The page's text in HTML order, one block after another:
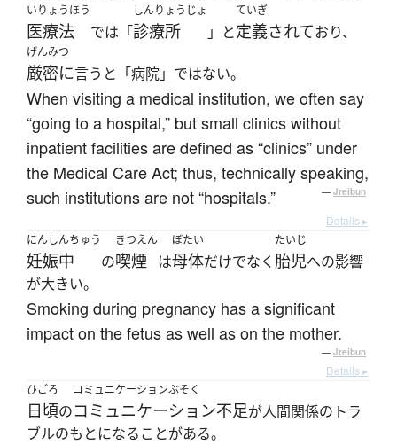
いりょうほう
医療法 では「
しんりょうじょ
診療所 」と
ていぎ
定義されており、
げんみつ
厳密に言うと「病院」ではない。
When visiting a medical institution, we often say
“going to a hospital,” but small clinics without
inpatient facilities are defined as “clinics” under
the Medical Care Act; thus, technically speaking,
such institutions are not “hospitals.”
— Jreibun
Details ▸
にんしんちゅう
妊娠中 の
きつえん
喫煙 は
ぼたい
母体だけでなく
たいじ
胎児への影響
が大きい。
Smoking during pregnancy has a significant
impact on the fetus as well as on the mother.
— Jreibun
Details ▸
ひごろ
日頃の
コミュニケーションぶそく
コミュニケーション不足が人間関係のトラ
ブルのもとになることがある。